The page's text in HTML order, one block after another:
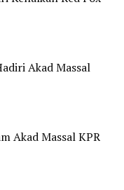
Akad Massal
Akad Massal KPR